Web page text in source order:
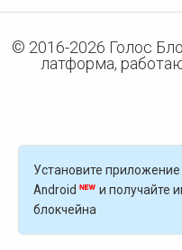
© 2016-2026 Голос
латформа,
Установите приложение
Android
и получайте
блокчейна